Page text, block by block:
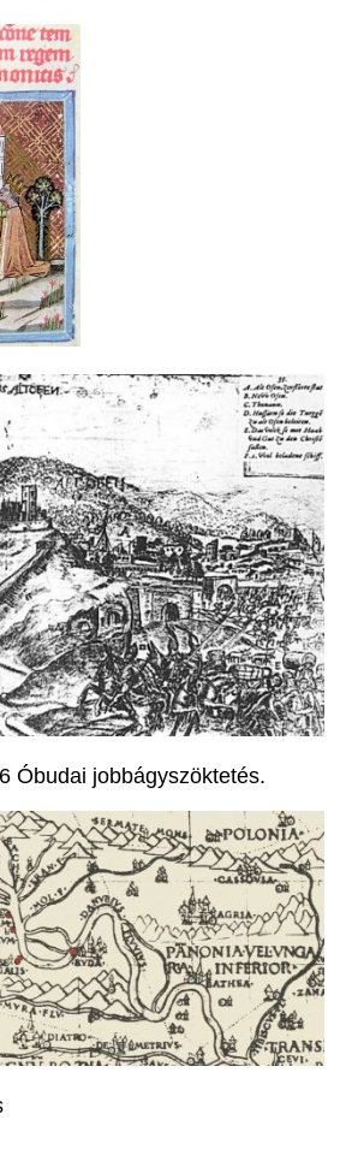
Óbudai jobbágyszöktetés.